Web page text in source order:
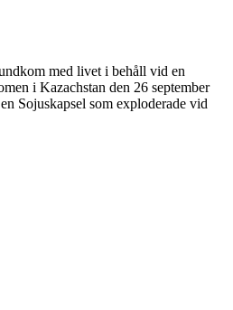
med livet i behåll vid en
i Kazachstan den 26 september
Sojuskapsel som exploderade vid